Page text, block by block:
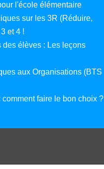
l'école élémentaire
sur les 3R (Réduire,
et 4 !
élèves : Les leçons
aux Organisations (BTS
faire le bon choix ?